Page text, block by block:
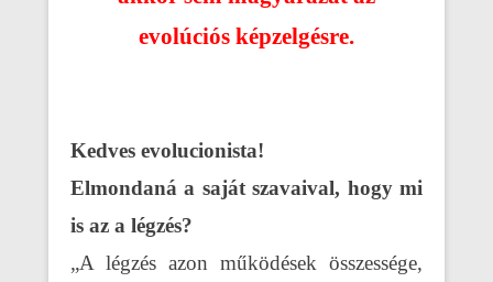
evolúciós képzelgésre.
Kedves evolucionista!
Elmondaná a saját szavaival, hogy mi
is az a légzés?
„A légzés azon működések összessége,